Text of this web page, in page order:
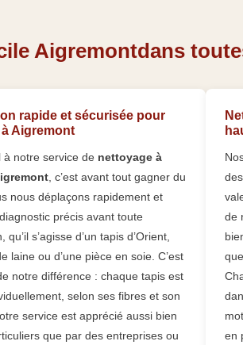
Aigremontdans
rapide et sécurisée pour
Aigremont
à notre service de nettoyage à
, c’est avant tout gagner du
nous déplaçons rapidement et
précis avant toute
qu’il s’agisse d’un tapis d’Orient,
laine ou d’une pièce en soie. C’est
notre différence : chaque tapis est
selon ses fibres et son
service est apprécié aussi bien
que par des entreprises ou
de
en